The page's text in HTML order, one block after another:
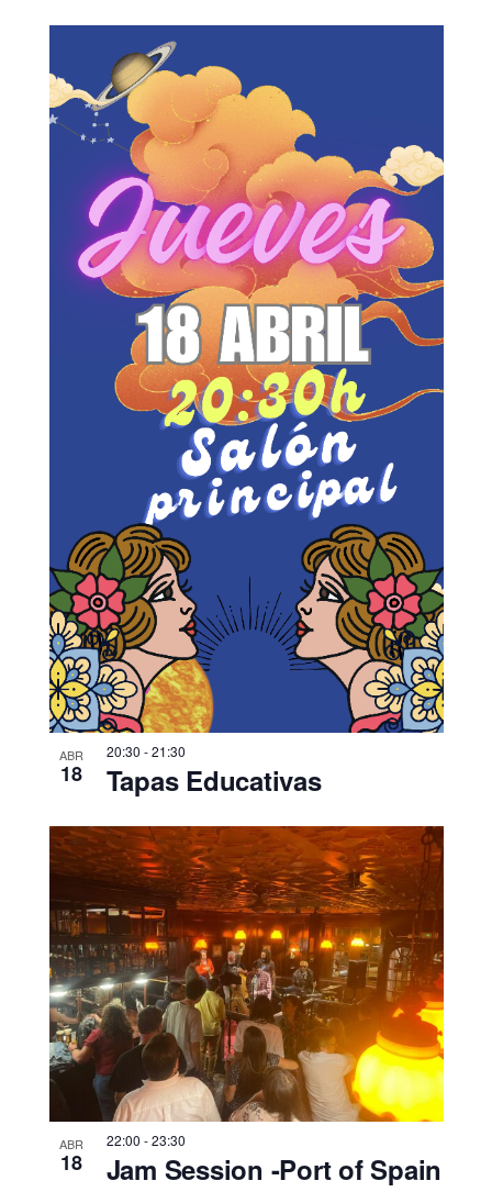
ABR
18
20:30 -21:30
Tapas Educativas
ABR
18
22:00 -23:30
Jam Session -Port of Spain